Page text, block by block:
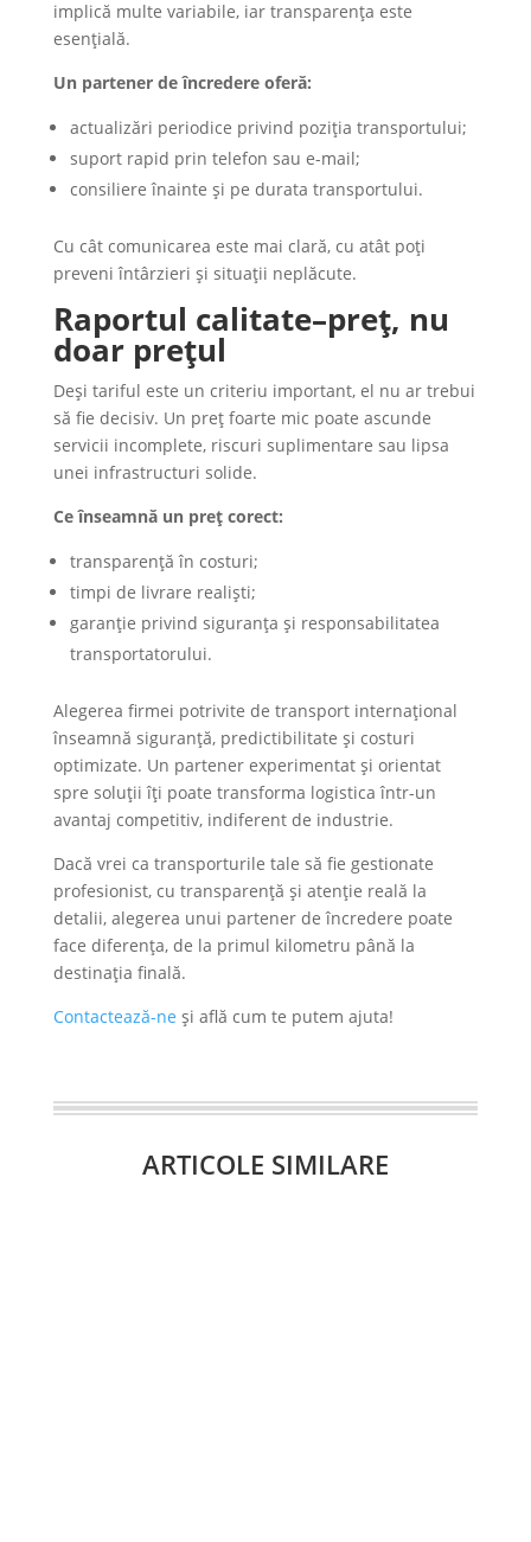
implică multe variabile, iar transparența este
esențială.
Un partener de încredere oferă:
actualizări periodice privind poziția transportului;
suport rapid prin telefon sau e-mail;
consiliere înainte și pe durata transportului.
Cu cât comunicarea este mai clară, cu atât poți
preveni întârzieri și situații neplăcute.
Raportul calitate–preț, nu
doar prețul
Deși tariful este un criteriu important, el nu ar trebui
să fie decisiv. Un preț foarte mic poate ascunde
servicii incomplete, riscuri suplimentare sau lipsa
unei infrastructuri solide.
Ce înseamnă un preț corect:
transparență în costuri;
timpi de livrare realiști;
garanție privind siguranța și responsabilitatea
transportatorului.
Alegerea firmei potrivite de transport internațional
înseamnă siguranță, predictibilitate și costuri
optimizate. Un partener experimentat și orientat
spre soluții îți poate transforma logistica într-un
avantaj competitiv, indiferent de industrie.
Dacă vrei ca transporturile tale să fie gestionate
profesionist, cu transparență și atenție reală la
detalii, alegerea unui partener de încredere poate
face diferența, de la primul kilometru până la
destinația finală.
Contactează-ne și află cum te putem ajuta!
ARTICOLE SIMILARE